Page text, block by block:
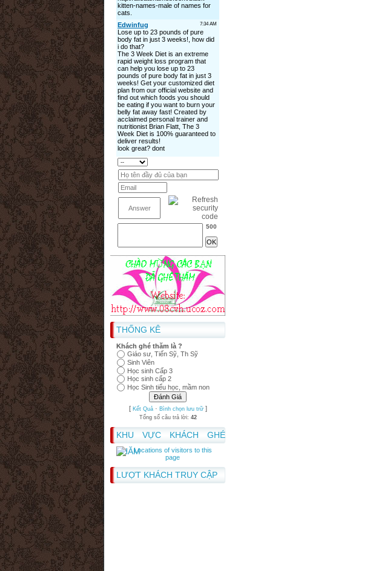
500
THỐNG KÊ
Khách ghé thăm là ?
Giáo sư, Tiến Sỹ, Th Sỹ
Sinh Viên
Học sinh Cấp 3
Học sinh cấp 2
Học Sinh tiểu học, mầm non
[ Kết Quả· Bình chọn lưu trữ]
Tổng số câu trả lời: 42
KHU VỰC KHÁCH GHÉ
THĂM
LƯỢT KHÁCH TRUY CẬP